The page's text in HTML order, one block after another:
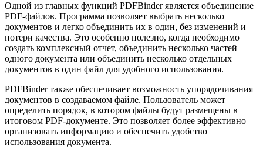
Одной из главных функций PDFBinder является объединение
PDF-файлов. Программа позволяет выбрать несколько
документов и легко объединить их в один, без изменений и
потери качества. Это особенно полезно, когда необходимо
создать комплексный отчет, объединить несколько частей
одного документа или объединить несколько отдельных
документов в один файл для удобного использования.
PDFBinder также обеспечивает возможность упорядочивания
документов в создаваемом файле. Пользователь может
определить порядок, в котором файлы будут размещены в
итоговом PDF-документе. Это позволяет более эффективно
организовать информацию и обеспечить удобство
использования документа.